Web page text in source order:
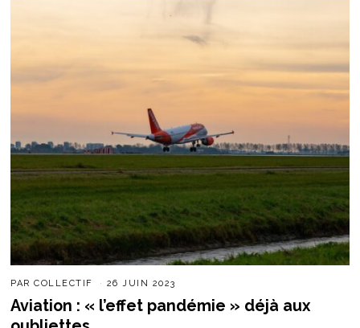
PARCOLLECTIF 26 JUIN 2023
Aviation : « l’effet pandémie » déjà aux